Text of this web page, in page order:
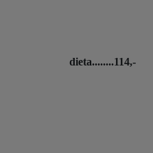
Kč dieta........114,-